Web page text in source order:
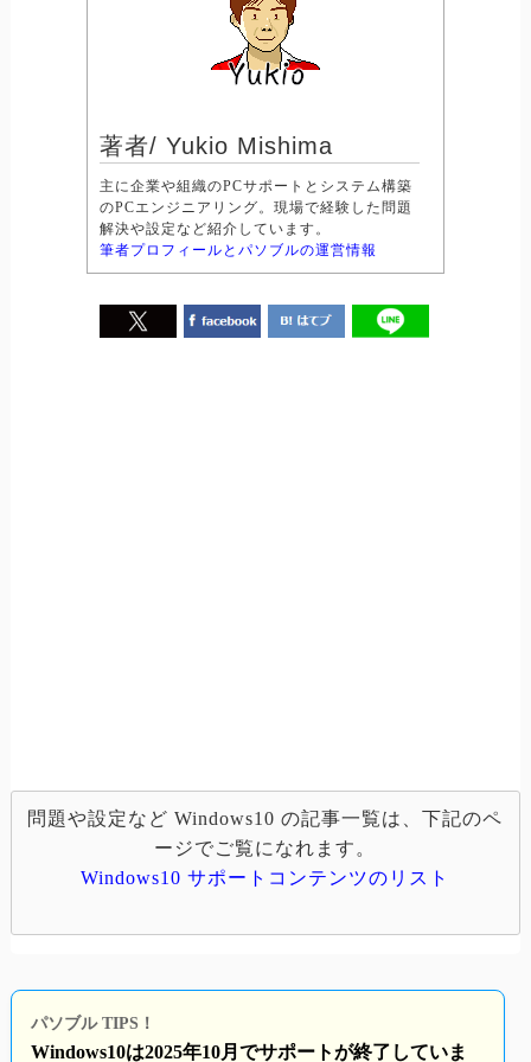
著者/ Yukio Mishima
主に企業や組織のPCサポートとシステム構築
のPCエンジニアリング。現場で経験した問題
解決や設定など紹介しています。
筆者プロフィールとパソブルの運営情報
問題や設定など Windows10 の記事一覧は、下記のペ
ージでご覧になれます。
Windows10 サポートコンテンツのリスト
パソブル TIPS！
Windows10は2025年10月でサポートが終了していま